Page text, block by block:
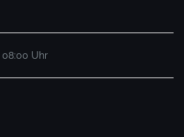
08:00 Uhr